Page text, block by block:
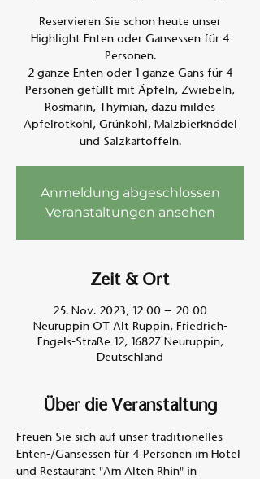
Reservieren Sie schon heute unser
Highlight Enten oder Gansessen für 4
Personen.
2 ganze Enten oder 1 ganze Gans für 4
Personen gefüllt mit Äpfeln, Zwiebeln,
Rosmarin, Thymian, dazu mildes
Apfelrotkohl, Grünkohl, Malzbierknödel
und Salzkartoffeln.
Anmeldung abgeschlossen
Veranstaltungen ansehen
Zeit & Ort
25. Nov. 2023, 12:00 – 20:00
Neuruppin OT Alt Ruppin, Friedrich-
Engels-Straße 12, 16827 Neuruppin,
Deutschland
Über die Veranstaltung
Freuen Sie sich auf unser traditionelles
Enten-/Gansessen für 4 Personen im Hotel
und Restaurant "Am Alten Rhin" in